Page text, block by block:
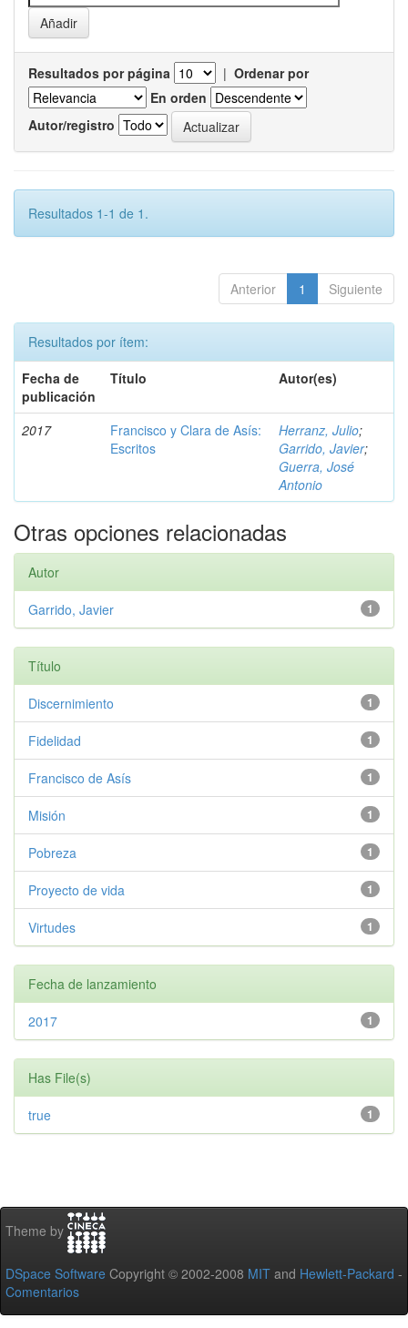
Resultados por página | Ordenar por
En orden
Autor/registro
Resultados 1-1 de 1.
Anterior 1 Siguiente
Resultados por ítem:
Fecha de
publicación
Título Autor(es)
2017
Francisco y Clara de Asís:
Escritos
Herranz, Julio;
Garrido, Javier;
Guerra, José
Antonio
Otras opciones relacionadas
Autor
1
Garrido, Javier
Título
1
Discernimiento
1
Fidelidad
1
Francisco de Asís
1
Misión
1
Pobreza
1
Proyecto de vida
1
Virtudes
Fecha de lanzamiento
1
2017
Has File(s)
1
true
Theme by
DSpace Software Copyright © 2002-2008 MIT and Hewlett-Packard -
Comentarios